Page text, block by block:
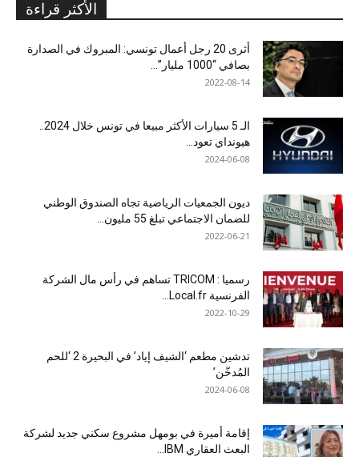
الأكثر قراءة
أثرى 20 رجل أعمال تونسي: المبروك في الصدارة
بصافي “1000 مليار”...
2022-08-14
هيونداي تعود...
2024-06-08
ديون الجمعيات الرياضية تجاه الصندوق الوطني
للضمان الاجتماعي تبلغ 55 مليون...
2022-06-21
رسميا : TRICOM تساهم في رأس مال الشركة
الفرنسية Local.fr...
2022-10-29
تدشين مطعم ‘الشيف إياد’ في البحيرة 2 ‘للحم
المُدخّن’
2024-06-08
إقامة أميرة في بومهل مشروع سكني جديد لشركة
البعث العقاري IBM...